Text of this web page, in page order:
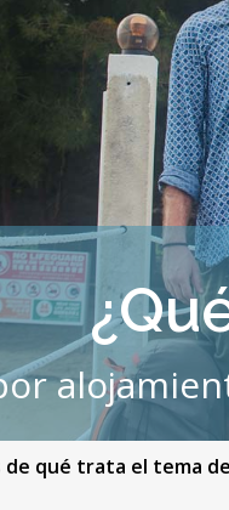
de qué trata el tema